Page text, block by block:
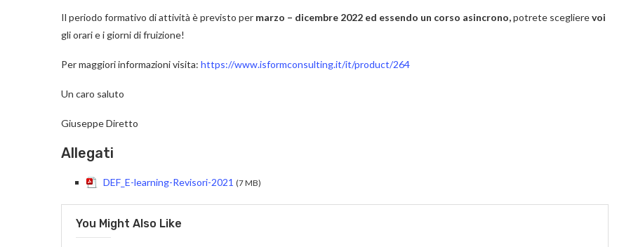
Il periodo formativo di attività è previsto per marzo – dicembre 2022 ed essendo un corso asincrono,potrete sceglierevoi
gli orari e i giorni di fruizione!
Per maggiori informazioni visita: https://www.isformconsulting.it/it/product/264
Un caro saluto
Giuseppe Diretto
Allegati
DEF_E-learning-Revisori-2021 (7 MB)
You Might Also Like